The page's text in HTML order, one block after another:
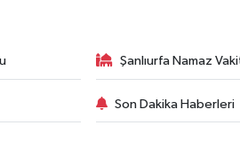
Şanlıurfa Namaz
Son Dakika Haberleri